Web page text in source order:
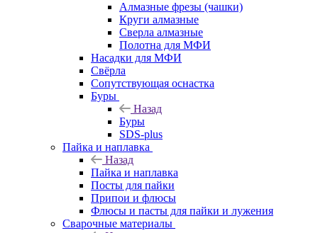
Алмазные фрезы (чашки)
Круги алмазные
Сверла алмазные
Полотна для МФИ
Насадки для МФИ
Свёрла
Сопутствующая оснастка
Буры
Назад
Буры
SDS-plus
Пайка и наплавка
Назад
Пайка и наплавка
Посты для пайки
Припои и флюсы
Флюсы и пасты для пайки и лужения
Сварочные материалы